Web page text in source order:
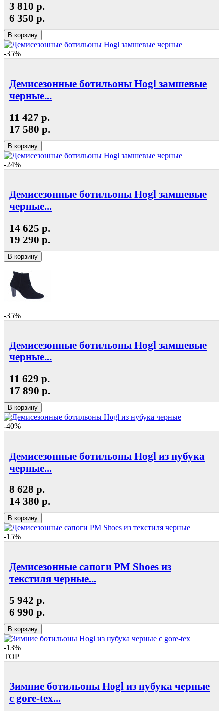
3 810 р.
6 350 р.
В корзину
-35%
Демисезонные ботильоны Hogl замшевые
черные...
11 427 р.
17 580 р.
В корзину
-24%
Демисезонные ботильоны Hogl замшевые
черные...
14 625 р.
19 290 р.
В корзину
-35%
Демисезонные ботильоны Hogl замшевые
черные...
11 629 р.
17 890 р.
В корзину
-40%
Демисезонные ботильоны Hogl из нубука
черные...
8 628 р.
14 380 р.
В корзину
-15%
Демисезонные сапоги РМ Shoes из
текстиля черные...
5 942 р.
6 990 р.
В корзину
-13%
TOP
Зимние ботильоны Hogl из нубука черные
с gore-tex...